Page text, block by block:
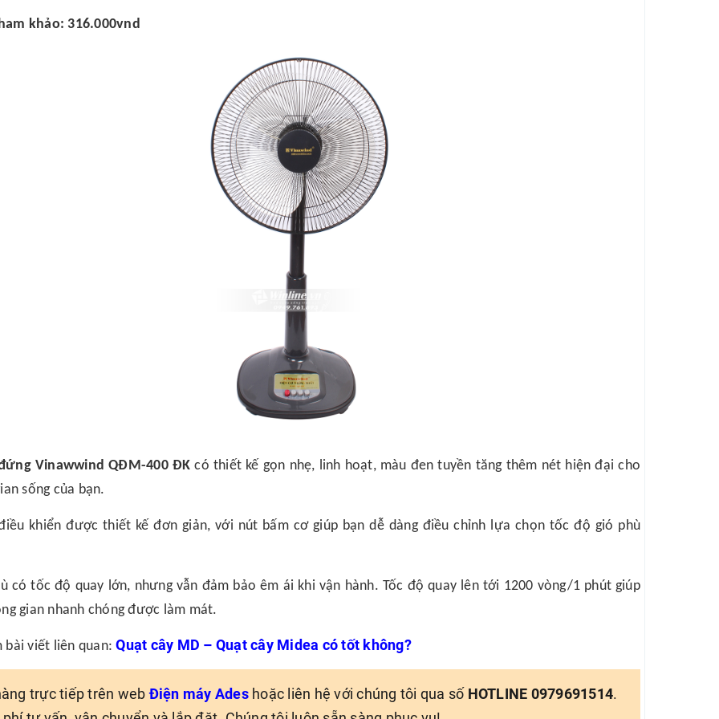
khảo: 316.000vnd
Vinawwind QĐM-400 ĐKcó thiết kế gọn nhẹ, linh hoạt, màu đen tuyền tăng thêm nét hiện đại cho
sống của bạn.
khiển được thiết kế đơn giản, với nút bấm cơ giúp bạn dễ dàng điều chỉnh lựa chọn tốc độ gió phù
có tốc độ quay lớn, nhưng vẫn đảm bảo êm ái khi vận hành. Tốc độ quay lên tới 1200 vòng/1 phút giúp
gian nhanh chóng được làm mát.
bài viết liên quan:Quạt cây MD – Quạt cây Midea có tốt không?
trực tiếp trên webĐiện máy Adeshoặc liên hệ với chúng tôi qua số HOTLINE 0979691514.